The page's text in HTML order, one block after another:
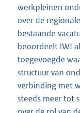
werkpleinen
over de
bestaande
beoordeelt IWI
toegevoegde
structuur van
verbinding met
steeds meer tot